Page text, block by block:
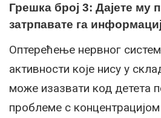
Грешка број 3: Дајете му
затрпавате га
Оптерећење нервног
активности које нису у
може изазвати код детета
проблеме с